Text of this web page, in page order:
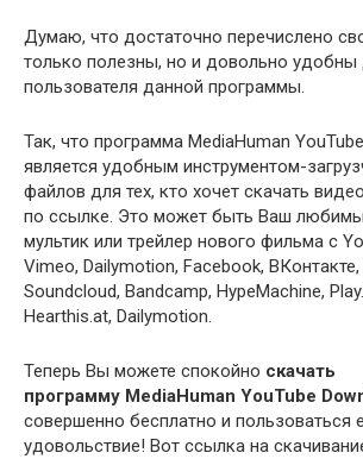
Думаю, что достаточно перечислено
только полезны, но и довольно удобны
пользователя данной программы.
Так, что программа MediaHuman
является удобным инструментом-
файлов для тех, кто хочет скачать
по ссылке. Это может быть Ваш
мультик или трейлер нового фильма с
Vimeo, Dailymotion, Facebook,
Soundcloud, Bandcamp, HypeMachine,
Hearthis.at, Dailymotion.
Теперь Вы можете спокойно скачать
программу MediaHuman YouTube
совершенно бесплатно и пользоваться
удовольствие! Вот ссылка на